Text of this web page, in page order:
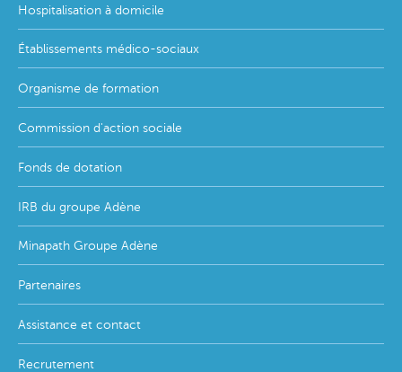
Hospitalisation à domicile
Établissements médico-sociaux
Organisme de formation
Commission d'action sociale
Fonds de dotation
IRB du groupe Adène
Minapath Groupe Adène
Partenaires
Assistance et contact
Recrutement